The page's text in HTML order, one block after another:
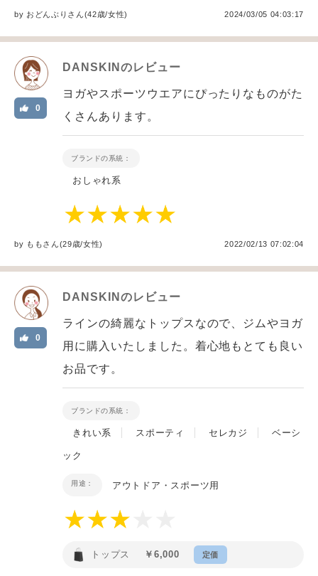
by おどんぶり さん(42歳/女性) 2024/03/05 04:03:17
DANSKIN のレビュー
0
ヨガやスポーツウエアにぴったりなものがた
くさんあります。
ブランドの系統：
おしゃれ系
by ももさん(29歳/女性) 2022/02/13 07:02:04
DANSKIN のレビュー
0
ラインの綺麗なトップスなので、ジムやヨガ
用に購入いたしました。着心地もとても良い
お品です。
ブランドの系統：
きれい系 スポーティ セレカジ ベーシ
ック
用途： アウトドア・スポーツ用
トップス ￥6,000 定価